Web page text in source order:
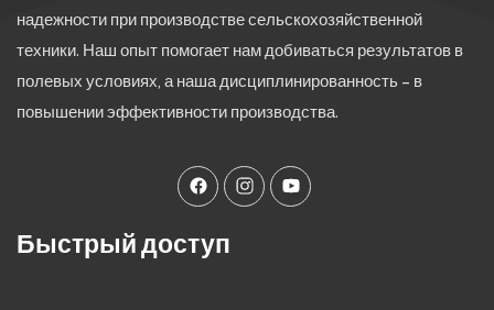
надежности при производстве сельскохозяйственной
техники. Наш опыт помогает нам добиваться результатов в
полевых условиях, а наша дисциплинированность – в
повышении эффективности производства.
Быстрый доступ